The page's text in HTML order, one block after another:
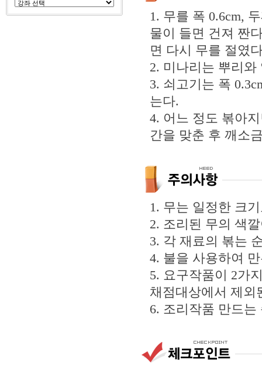
1. 무를 폭 0.6cm,
물이 들면 건져 짠
면 다시 무를 절였
2. 미나리는 뿌리와
3. 쇠고기는 폭
는다.
4. 어느 정도 볶아
간을 맞춘 후 깨소
1. 무는 일정한 크
2. 조리된 무의 색
3. 각 재료의 볶는
4. 불을 사용하여
5. 요구작품이 2가
채점대상에서 제외
6. 조리작품 만드